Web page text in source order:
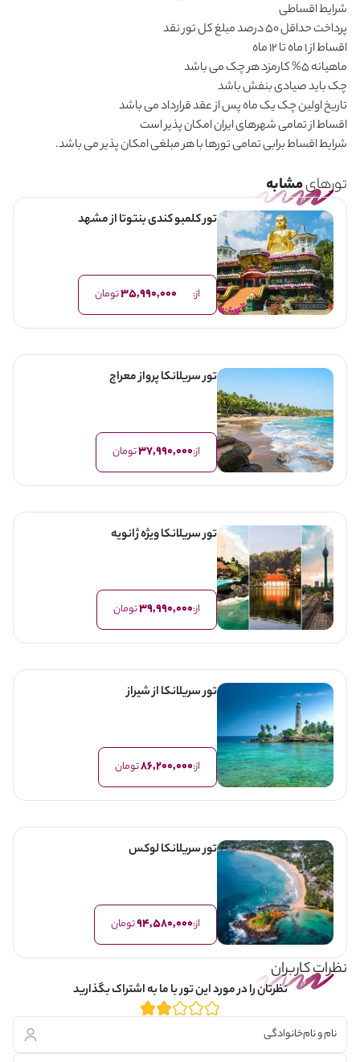
شرایط اقساطی
پرداخت حداقل 50 درصد مبلغ کل تور نقد
اقساط از 1 ماه تا 12 ماه
ماهیانه 5% کارمزد هر چک می باشد
چک باید صیادی بنفش باشد
تاریخ اولین چک یک ماه پس از عقد قرارداد می باشد
اقساط از تمامی شهرهای ایران امکان پذیر است
شرایط اقساط برابی تمامی تورها با هر مبلغی امکان پذیر می باشد.
تورهایمشابه
تور کلمبو کندی بنتوتا از مشهد
از: 35,990,000تومان
تور سریلانکا پرواز معراج
از:37,990,000تومان
تور سریلانکا ویژه ژانویه
از:39,990,000تومان
تور سریلانکا از شیراز
از:86,200,000تومان
تور سریلانکا لوکس
از:94,580,000تومان
نظرات کاربران
نظرتان را در مورد این تور با ما به اشتراک بگذارید